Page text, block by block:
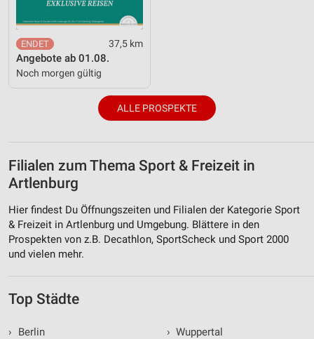
37,5 km
Angebote ab 01.08.
Noch morgen gültig
ALLE PROSPEKTE
Filialen zum Thema Sport & Freizeit in
Artlenburg
Hier findest Du Öffnungszeiten und Filialen der Kategorie Sport
& Freizeit in Artlenburg und Umgebung. Blättere in den
Prospekten von z.B. Decathlon, SportScheck und Sport 2000
und vielen mehr.
Top Städte
›
Berlin
› Wuppertal